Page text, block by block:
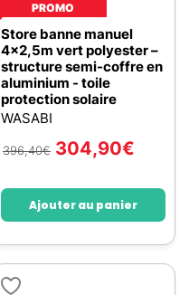
PROMO
Store banne manuel
4x2,5m vert polyester –
structure semi-coffre en
aluminium - toile
protection solaire
WASABI
396,40€ 304,90€
Ajouter au panier